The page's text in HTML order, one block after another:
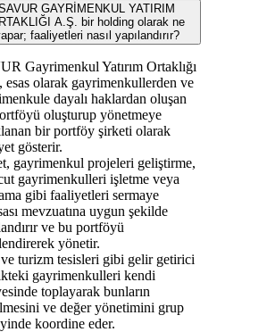
GAYRİMENKUL YATIRIM
A.Ş. bir holding olarak ne
faaliyetleri nasıl yapılandırır?
Gayrimenkul Yatırım Ortaklığı
esas olarak gayrimenkullerden ve
dayalı haklardan oluşan
oluşturup yönetmeye
bir portföy şirketi olarak
gösterir.
gayrimenkul projeleri geliştirme,
gayrimenkulleri işletme veya
gibi faaliyetleri sermaye
mevzuatına uygun şekilde
ve bu portföyü
yönetir.
turizm tesisleri gibi gelir getirici
gayrimenkulleri kendi
toplayarak bunların
ve değer yönetimini grup
koordine eder.